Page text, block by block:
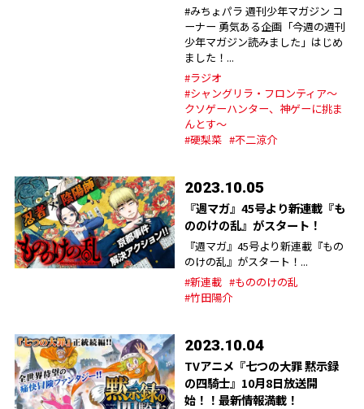
#みちょパラ 週刊少年マガジン コ
ーナー 勇気ある企画「今週の週刊
少年マガジン読みました」はじめ
ました！...
#ラジオ
#シャングリラ・フロンティア～
クソゲーハンター、神ゲーに挑ま
んとす～
#硬梨菜 #不二涼介
2023.10.05
『週マガ』45号より新連載『も
ののけの乱』がスタート！
『週マガ』45号より新連載『もの
のけの乱』がスタート！...
#新連載 #もののけの乱
#竹田陽介
2023.10.04
TVアニメ『七つの大罪 黙示録
の四騎士』10月8日放送開
始！！最新情報満載！